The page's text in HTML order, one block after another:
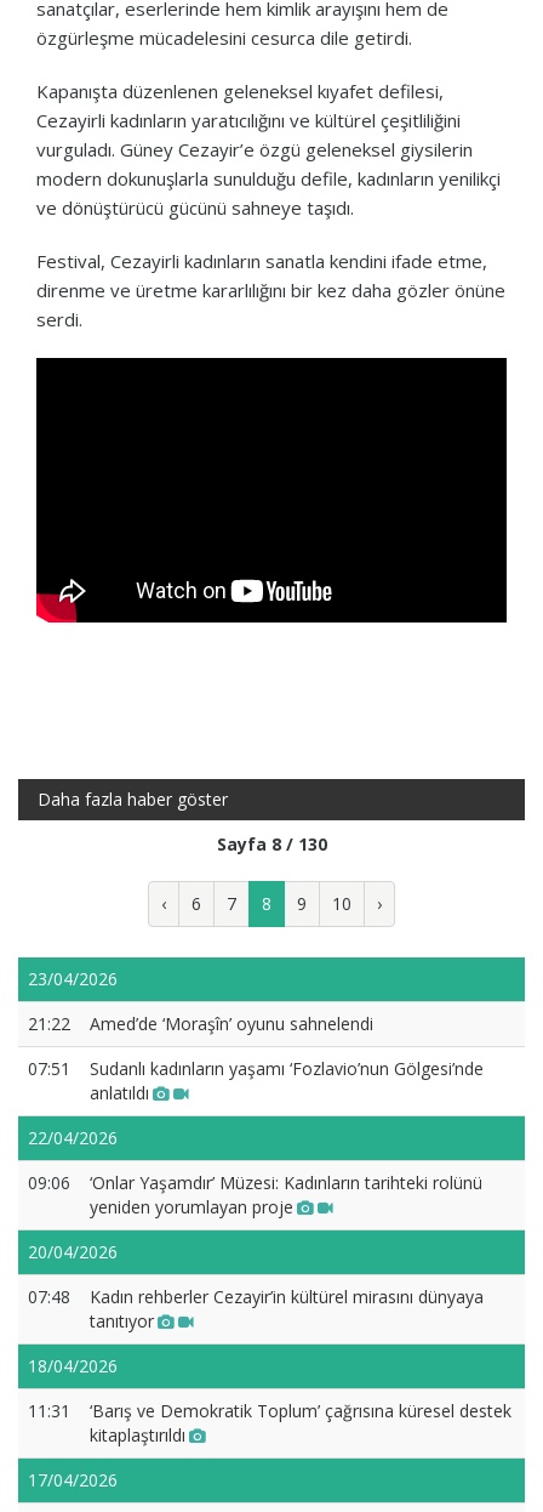
sanatçılar, eserlerinde hem kimlik arayışını hem de
özgürleşme mücadelesini cesurca dile getirdi.
Kapanışta düzenlenen geleneksel kıyafet defilesi,
Cezayirli kadınların yaratıcılığını ve kültürel çeşitliliğini
vurguladı. Güney Cezayir’e özgü geleneksel giysilerin
modern dokunuşlarla sunulduğu defile, kadınların yenilikçi
ve dönüştürücü gücünü sahneye taşıdı.
Festival, Cezayirli kadınların sanatla kendini ifade etme,
direnme ve üretme kararlılığını bir kez daha gözler önüne
serdi.
Daha fazla haber göster
Sayfa 8 / 130
‹ 6 7 8 9 10 ›
23/04/2026
21:22
Amed’de ‘Moraşîn’ oyunu sahnelendi
07:51
Sudanlı kadınların yaşamı ‘Fozlavio’nun Gölgesi’nde
anlatıldı
22/04/2026
09:06
‘Onlar Yaşamdır’ Müzesi: Kadınların tarihteki rolünü
yeniden yorumlayan proje
20/04/2026
07:48
Kadın rehberler Cezayir’in kültürel mirasını dünyaya
tanıtıyor
18/04/2026
11:31
‘Barış ve Demokratik Toplum’ çağrısına küresel destek
kitaplaştırıldı
17/04/2026